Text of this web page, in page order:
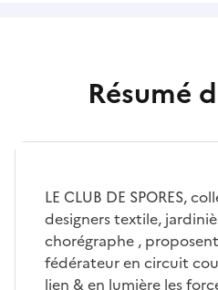
Résumé
LE CLUB DE SPORES,
designers textile,
chorégraphe ,
fédérateur en circuit
lien & en lumière les